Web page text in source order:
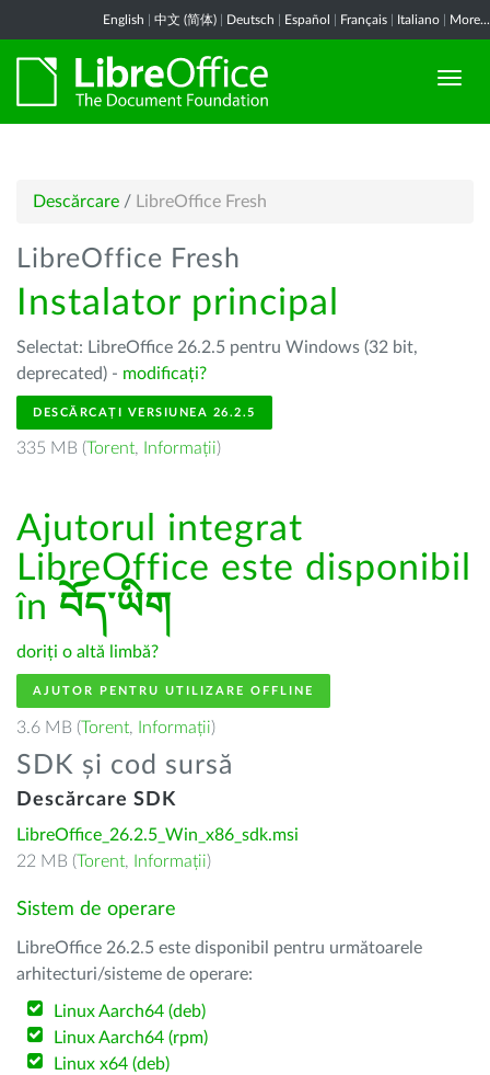
English 中文 (简体) Deutsch Español Français Italiano More...
Descărcare / LibreOffice Fresh
LibreOffice Fresh
Instalator principal
Selectat: LibreOffice 26.2.5 pentru Windows (32 bit,
deprecated) - modificați?
DESCĂRCAȚI VERSIUNEA 26.2.5
335 MB (Torent, Informații)
Ajutorul integrat
LibreOffice este disponibil
în བོད་ཡིག
doriți o altă limbă?
AJUTOR PENTRU UTILIZARE OFFLINE
3.6 MB (Torent, Informații)
SDK și cod sursă
Descărcare SDK
LibreOffice_26.2.5_Win_x86_sdk.msi
22 MB (Torent, Informații)
Sistem de operare
LibreOffice 26.2.5 este disponibil pentru următoarele
arhitecturi/sisteme de operare:
Linux Aarch64 (deb)
Linux Aarch64 (rpm)
Linux x64 (deb)